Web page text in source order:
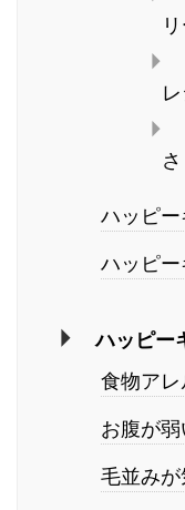
さ
ハッピ
ハッピ
ハッピー
食物ア
お腹が
毛並み